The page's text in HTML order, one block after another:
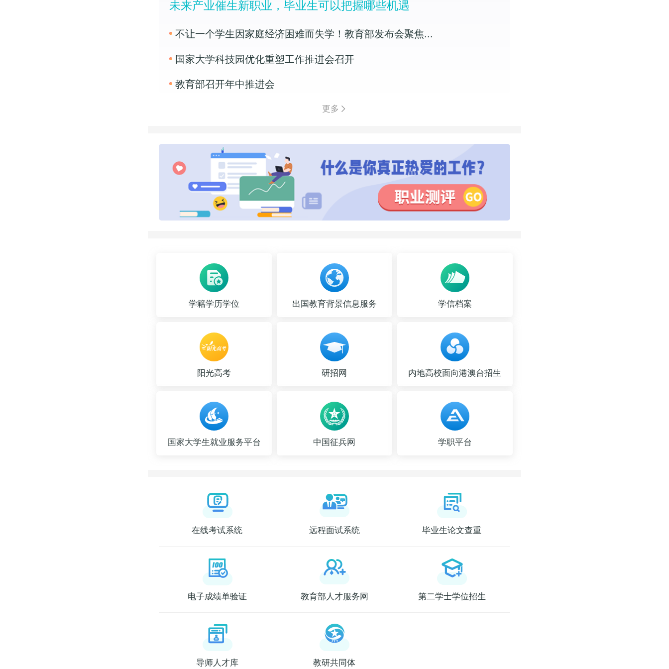
未来产业催生新职业，毕业生可以把握哪些机遇
不让一个学生因家庭经济困难而失学！教育部发布会聚焦...
国家大学科技园优化重塑工作推进会召开
教育部召开年中推进会
更多
学籍学历学位 出国教育背景信息服务 学信档案
阳光高考 研招网 内地高校面向港澳台招生
国家大学生就业服务平台 中国征兵网 学职平台
在线考试系统 远程面试系统 毕业生论文查重
电子成绩单验证 教育部人才服务网 第二学士学位招生
导师人才库 教研共同体